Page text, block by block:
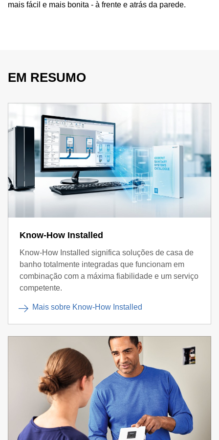
mais fácil e mais bonita - à frente e atrás da parede.
EM RESUMO
Know-How Installed
Know-How Installed significa soluções de casa de
banho totalmente integradas que funcionam em
combinação com a máxima fiabilidade e um serviço
competente.
Mais sobre Know-How Installed